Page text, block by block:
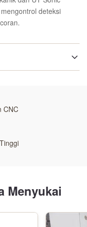
deteksi
CNC
Menyukai